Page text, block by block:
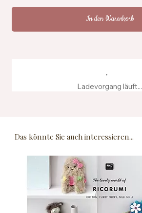
In den Warenkorb
Ladevorgang läuft...
Das könnte Sie auch interessieren...